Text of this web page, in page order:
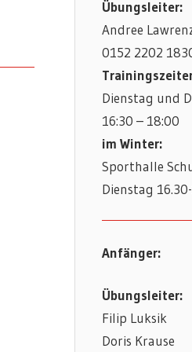
Übungsleiter:
Andree
0152 2202
Dienstag und
16:30 – 18:00
im Winter:
Sporthalle
Dienstag
Anfänger:
Übungsleiter:
Filip Luksik
Doris Krause